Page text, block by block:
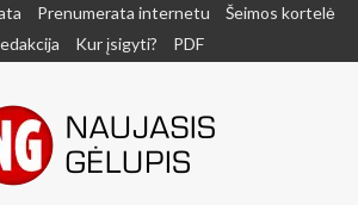
Prenumerata internetu
Šeimos kortelė
Kur įsigyti? PDF